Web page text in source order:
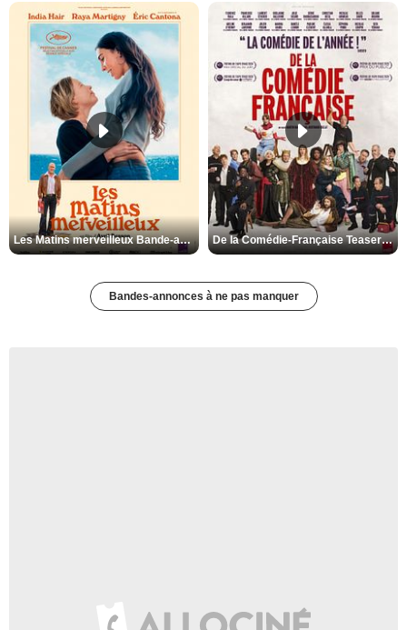
Les Matins merveilleux Bande-annonce VF De la Comédie-Française Teaser VF
Bandes-annonces à ne pas manquer